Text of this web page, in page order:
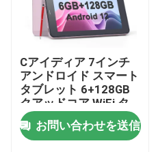
Cアイディア 7インチ
アンドロイド スマート
タブレット 6+128GB
クアッドコア WiFi タ
ブレット HDタッチス
クリーン ティーンズ
CM515 ((ピンク)
お問い合わせを送信